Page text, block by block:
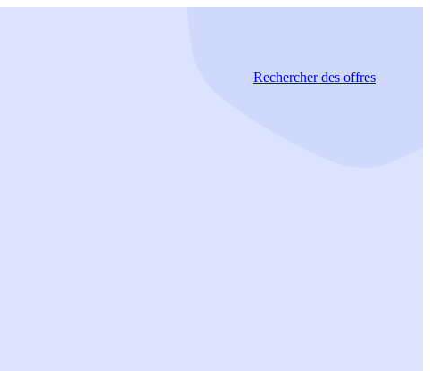
Rechercherdes offres